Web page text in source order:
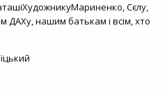
Сєлу,
ДАХу, нашим батькам і всім, хто